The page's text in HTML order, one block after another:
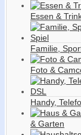
Essen &
Familie,
Foto &
Handy,
& Garten